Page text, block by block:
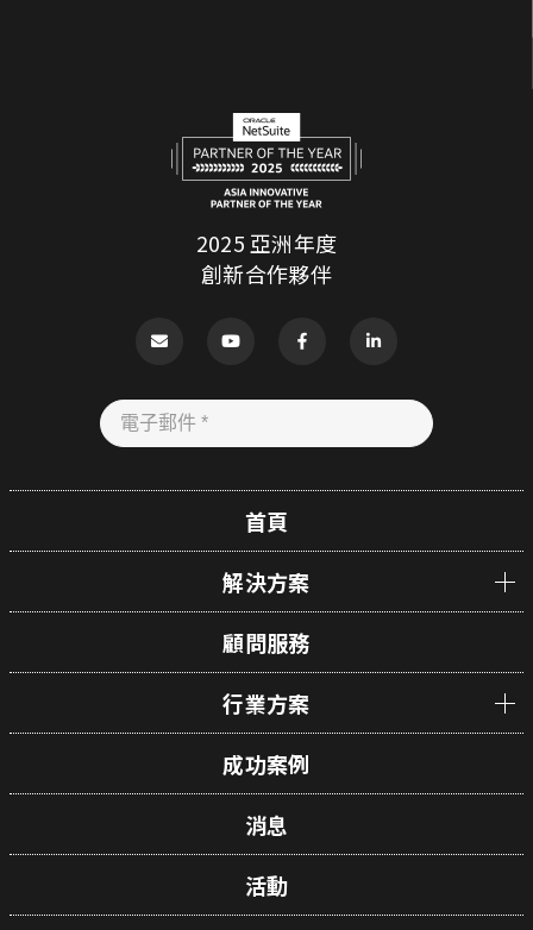
2025 亞洲年度
創新合作夥伴
首頁
解決方案
顧問服務
行業方案
成功案例
消息
活動